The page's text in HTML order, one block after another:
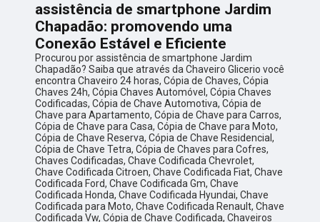
assistência de smartphone Jardim
Chapadão: promovendo uma
Conexão Estável e Eficiente
Procurou por assistência de smartphone Jardim
Chapadão? Saiba que através da Chaveiro Glicerio você
encontra Chaveiro 24 horas, Cópia de Chaves, Cópia
Chaves 24h, Cópia Chaves Automóvel, Cópia Chaves
Codificadas, Cópia de Chave Automotiva, Cópia de
Chave para Apartamento, Cópia de Chave para Carros,
Cópia de Chave para Casa, Cópia de Chave para Moto,
Cópia de Chave Reserva, Cópia de Chave Residencial,
Cópia de Chave Tetra, Cópia de Chaves para Cofres,
Chaves Codificadas, Chave Codificada Chevrolet,
Chave Codificada Citroen, Chave Codificada Fiat, Chave
Codificada Ford, Chave Codificada Gm, Chave
Codificada Honda, Chave Codificada Hyundai, Chave
Codificada para Moto, Chave Codificada Renault, Chave
Codificada Vw, Cópia de Chave Codificada, Chaveiros